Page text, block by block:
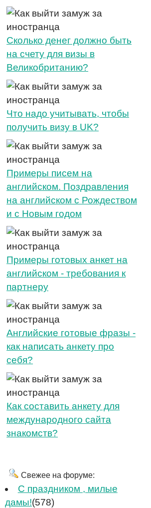
Cколько денег должно быть
на счету для визы в
Великобританию?
Что надо учитывать, чтобы
получить визу в UK?
Примеры писем на
английском. Поздравления
на английском с Рождеством
и с Новым годом
Примеры готовых анкет на
английском - требования к
партнеру
Английские готовые фразы -
как написать анкету про
себя?
Как составить анкету для
международного сайта
знакомств?
Свежее на форуме:
C праздником , милые
дамы!(578)